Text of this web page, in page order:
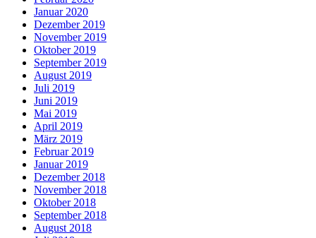
Januar 2020
Dezember 2019
November 2019
Oktober 2019
September 2019
August 2019
Juli 2019
Juni 2019
Mai 2019
April 2019
März 2019
Februar 2019
Januar 2019
Dezember 2018
November 2018
Oktober 2018
September 2018
August 2018